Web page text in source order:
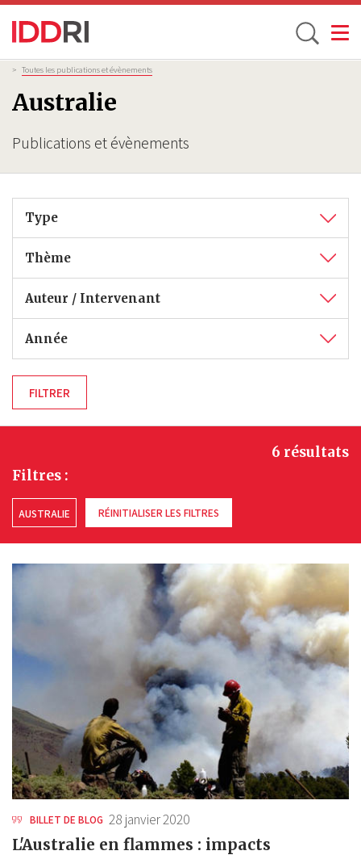
Aller
contenu
principal
Toggle
Australie
Publications et évènements
Fil
d'Ariane
> Toutes les publications et évènements
Type
Thème
Auteur / Intervenant
Année
Filtres :
AUSTRALIE RÉINITIALISER LES FILTRES
6 résultats
BILLET DE BLOG 28 janvier 2020
L'Australie en flammes : impacts